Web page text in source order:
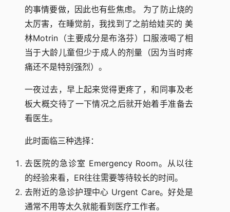
的事情要做，因此也有些焦虑。 为了防止烧的
太厉害，在睡觉前，我找到了之前给娃买的 美
林Motrin（主要成分是布洛芬）口服液喝了相
当于大龄儿童但少于成人的剂量（因为当时疼
痛还不是特别强烈）。
一夜过去，早上起来觉得更疼了，和同事及老
板大概交待了一下情况之后就开始着手准备去
看医生。
此时面临三种选择：
去医院的急诊室 Emergency Room。从以往
的经验来看，ER往往需要等待较长的时间。
去附近的急诊护理中心 Urgent Care。好处是
通常不用等太久就能看到医疗工作者。